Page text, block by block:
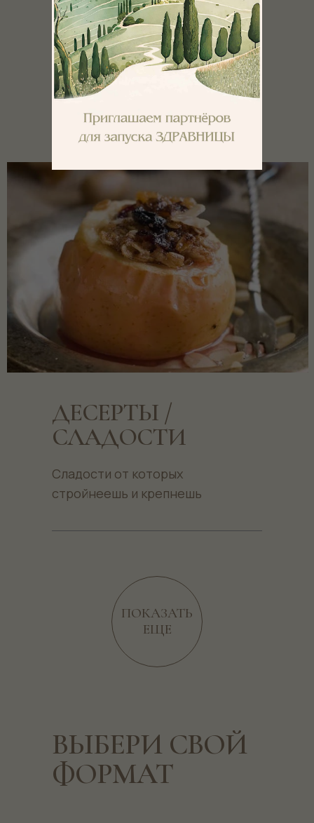
ТЕЧЕНИЕ ДНЯ
Для поднятия уровня энергии
ДЕСЕРТЫ /
СЛАДОСТИ
Сладости от которых
стройнеешь и крепнешь
ПОКАЗАТЬ
ЕЩЕ
ВЫБЕРИ СВОЙ
ФОРМАТ